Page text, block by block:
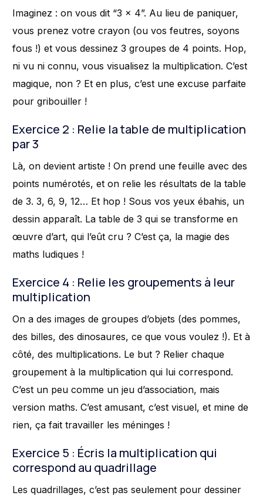
Imaginez : on vous dit “3 x 4”. Au lieu de paniquer,
vous prenez votre crayon (ou vos feutres, soyons
fous !) et vous dessinez 3 groupes de 4 points. Hop,
ni vu ni connu, vous visualisez la multiplication. C’est
magique, non ? Et en plus, c’est une excuse parfaite
pour gribouiller !
Exercice 2 : Relie la table de multiplication
par 3
Là, on devient artiste ! On prend une feuille avec des
points numérotés, et on relie les résultats de la table
de 3. 3, 6, 9, 12… Et hop ! Sous vos yeux ébahis, un
dessin apparaît. La table de 3 qui se transforme en
œuvre d’art, qui l’eût cru ? C’est ça, la magie des
maths ludiques !
Exercice 4 : Relie les groupements à leur
multiplication
On a des images de groupes d’objets (des pommes,
des billes, des dinosaures, ce que vous voulez !). Et à
côté, des multiplications. Le but ? Relier chaque
groupement à la multiplication qui lui correspond.
C’est un peu comme un jeu d’association, mais
version maths. C’est amusant, c’est visuel, et mine de
rien, ça fait travailler les méninges !
Exercice 5 : Écris la multiplication qui
correspond au quadrillage
Les quadrillages, c’est pas seulement pour dessiner